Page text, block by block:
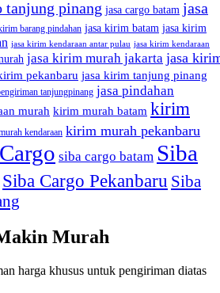
tanjung pinang jasa cargo batam jasa
barang pindahan jasa kirim batam jasa kirim
jasa kirim kendaraan antar pulau jasa kirim kendaraan
jasa kirim murah jakarta jasa
pekanbaru jasa kirim tanjung pinang
tanjungpinang jasa pindahan
murah kirim murah batam kirim
kendaraan kirim murah pekanbaru
siba cargo batam Siba
Siba Cargo Pekanbaru Siba
Murah
harga khusus untuk pengiriman diatas